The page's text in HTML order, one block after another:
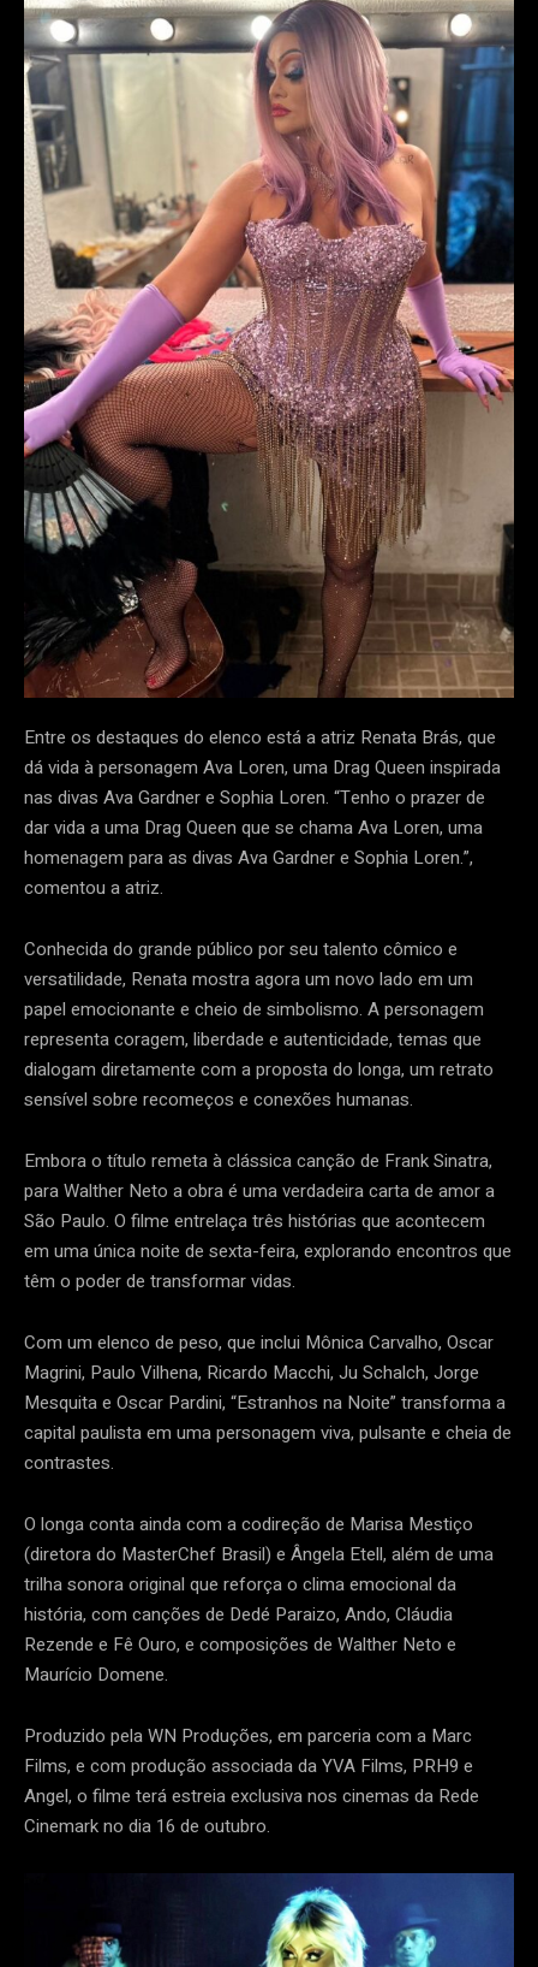
Entre os destaques do elenco está a atriz Renata Brás, que
dá vida à personagem Ava Loren, uma Drag Queen inspirada
nas divas Ava Gardner e Sophia Loren. “Tenho o prazer de
dar vida a uma Drag Queen que se chama Ava Loren, uma
homenagem para as divas Ava Gardner e Sophia Loren.”,
comentou a atriz.
Conhecida do grande público por seu talento cômico e
versatilidade, Renata mostra agora um novo lado em um
papel emocionante e cheio de simbolismo. A personagem
representa coragem, liberdade e autenticidade, temas que
dialogam diretamente com a proposta do longa, um retrato
sensível sobre recomeços e conexões humanas.
Embora o título remeta à clássica canção de Frank Sinatra,
para Walther Neto a obra é uma verdadeira carta de amor a
São Paulo. O filme entrelaça três histórias que acontecem
em uma única noite de sexta-feira, explorando encontros que
têm o poder de transformar vidas.
Com um elenco de peso, que inclui Mônica Carvalho, Oscar
Magrini, Paulo Vilhena, Ricardo Macchi, Ju Schalch, Jorge
Mesquita e Oscar Pardini, “Estranhos na Noite” transforma a
capital paulista em uma personagem viva, pulsante e cheia de
contrastes.
O longa conta ainda com a codireção de Marisa Mestiço
(diretora do MasterChef Brasil) e Ângela Etell, além de uma
trilha sonora original que reforça o clima emocional da
história, com canções de Dedé Paraizo, Ando, Cláudia
Rezende e Fê Ouro, e composições de Walther Neto e
Maurício Domene.
Produzido pela WN Produções, em parceria com a Marc
Films, e com produção associada da YVA Films, PRH9 e
Angel, o filme terá estreia exclusiva nos cinemas da Rede
Cinemark no dia 16 de outubro.